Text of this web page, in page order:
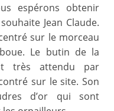
espérons obtenir
Jean Claude.
sur le morceau
Le butin de la
très attendu par
sur le site. Son
d’or qui sont